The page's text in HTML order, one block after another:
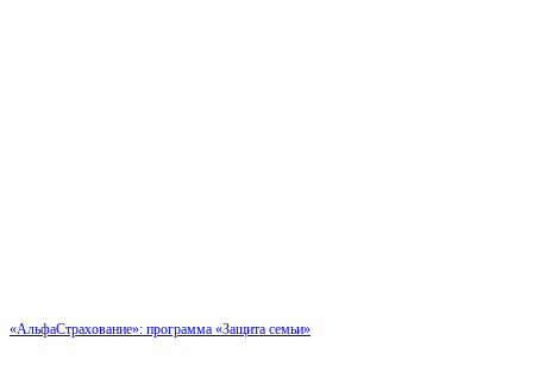
«АльфаСтрахование»: программа «Защита семьи»